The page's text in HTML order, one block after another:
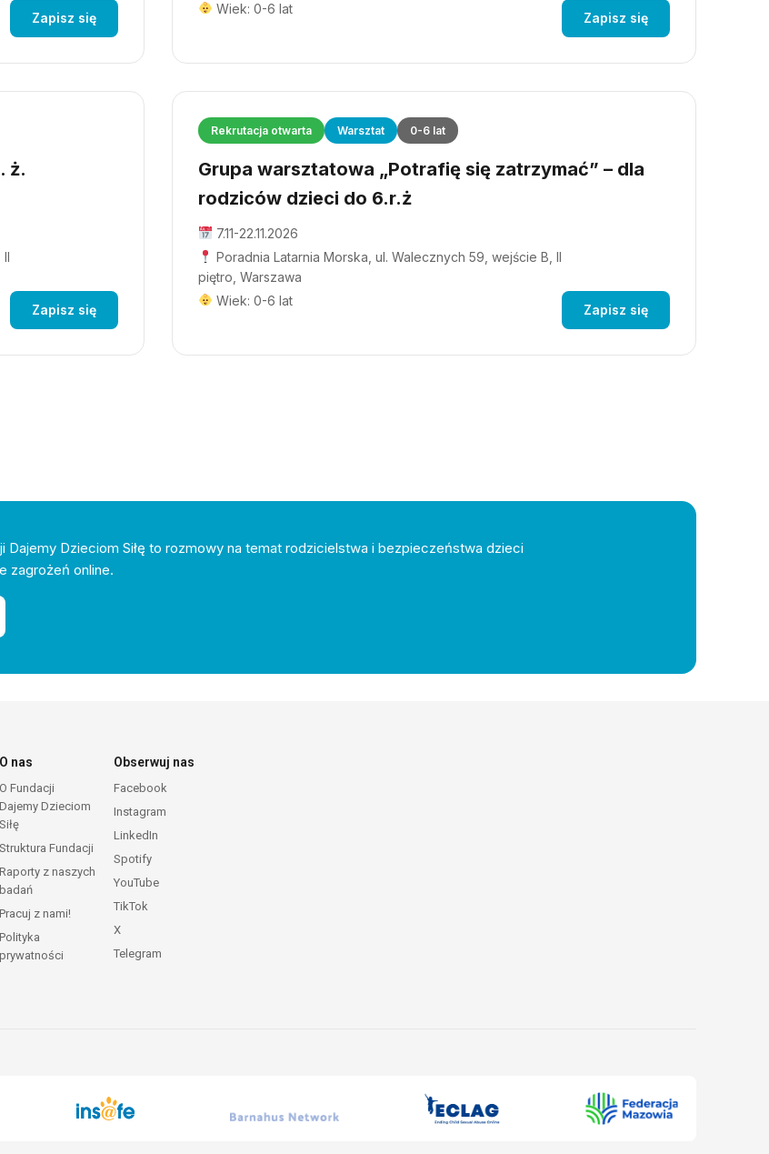
Zapisz się
Wiek: 0-6 lat
Zapisz się
ż.
Zapisz się
Rekrutacja otwarta Warsztat 0-6 lat
Grupa warsztatowa „Potrafię się zatrzymać” – dla
rodziców dzieci do 6.r.ż
7.11-22.11.2026
Poradnia Latarnia Morska, ul. Walecznych 59, wejście B, II
piętro, Warszawa
Wiek: 0-6 lat
Zapisz się
Dajemy Dzieciom Siłę to rozmowy na temat rodzicielstwa i bezpieczeństwa dzieci
zagrożeń online.
O nas
O Fundacji
Dajemy Dzieciom
Siłę
Struktura Fundacji
Raporty z naszych
badań
Pracuj z nami!
Polityka
prywatności
Obserwuj nas
Facebook
Instagram
LinkedIn
Spotify
YouTube
TikTok
X
Telegram